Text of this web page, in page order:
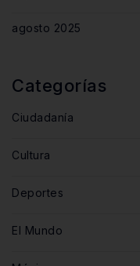
agosto 2025
Categorías
Ciudadanía
Cultura
Deportes
El Mundo